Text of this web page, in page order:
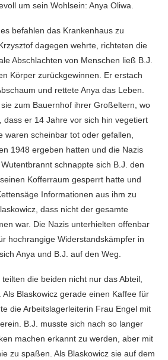
um sein Wohlsein: Anya Oliwa.
befahlen das Krankenhaus zu
dagegen wehrte, richteten die
Abschlachten von Menschen ließ B.J.
Körper zurückgewinnen. Er erstach
und rettete Anya das Leben.
zum Bauernhof ihrer Großeltern, wo
dass er 14 Jahre vor sich hin vegetiert
waren scheinbar tot oder gefallen,
1948 ergeben hatten und die Nazis
schnappte sich B.J. den
Kofferraum gesperrt hatte und
Informationen aus ihm zu
dass nicht der gesamte
war. Die Nazis unterhielten offenbar
hochrangige Widerstandskämpfer in
Anya und B.J. auf den Weg.
die beiden nicht nur das Abteil,
Blaskowicz gerade einen Kaffee für
die Arbeitslagerleiterin Frau Engel mit
B.J. musste sich nach so langer
machen erkannt zu werden, aber mit
zu spaßen. Als Blaskowicz sie auf dem